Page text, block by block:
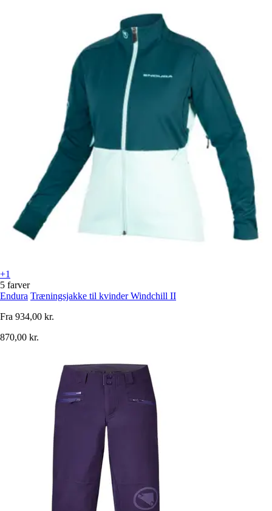
+1
5 farver
Endura Træningsjakke til kvinder Windchill II
Fra 934,00 kr.
870,00 kr.